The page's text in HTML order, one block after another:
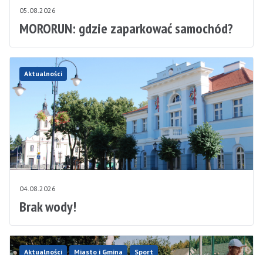
05.08.2026
MORORUN: gdzie zaparkować samochód?
Aktualności
04.08.2026
Brak wody!
Aktualności Miasto i Gmina Sport